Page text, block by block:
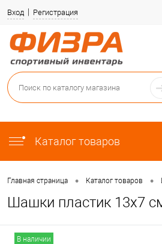
Вход Регистрация
Каталог товаров
Главная страница • Каталог товаров •
Шашки пластик 13х7
В наличии